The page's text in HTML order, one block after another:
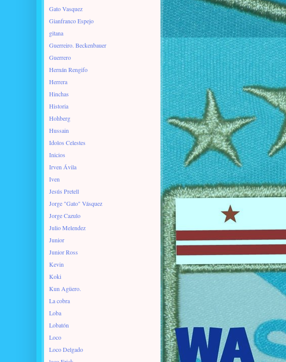
Gato Vasquez
Gianfranco Espejo
gitana
Guerreiro. Beckenbauer
Guerrero
Hernán Rengifo
Herrera
Hinchas
Historia
Hohberg
Hussain
Idolos Celestes
Inicios
Irven Ávila
Iven
Jesús Pretell
Jorge "Gato" Vásquez
Jorge Cazulo
Julio Melendez
Junior
Junior Ross
Kevin
Koki
Kun Agüero.
La cobra
Loba
Lobatón
Loco
Loco Delgado